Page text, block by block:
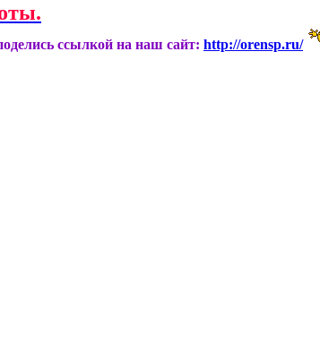
ссылкой на наш сайт: http://orensp.ru/